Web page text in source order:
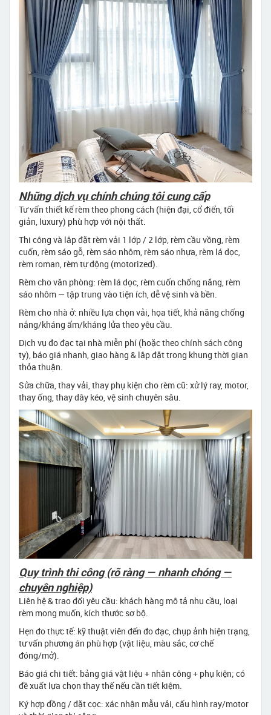
Những dịch vụ chính chúng tôi cung cấp
Tư vấn thiết kế rèm theo phong cách (hiện đại, cổ điển, tối
giản, luxury) phù hợp với nội thất.
Thi công và lắp đặt rèm vải 1 lớp / 2 lớp, rèm cầu vồng, rèm
cuốn, rèm sáo gỗ, rèm sáo nhôm, rèm sáo nhựa, rèm lá dọc,
rèm roman, rèm tự động (motorized).
Rèm cho văn phòng: rèm lá dọc, rèm cuốn chống nắng, rèm
sáo nhôm — tập trung vào tiện ích, dễ vệ sinh và bền.
Rèm cho nhà ở: nhiều lựa chọn vải, họa tiết, khả năng chống
nắng/kháng ẩm/kháng lửa theo yêu cầu.
Dịch vụ đo đạc tại nhà miễn phí (hoặc theo chính sách công
ty), báo giá nhanh, giao hàng & lắp đặt trong khung thời gian
thỏa thuận.
Sửa chữa, thay vải, thay phụ kiện cho rèm cũ: xử lý ray, motor,
thay ống, thay dây kéo, vệ sinh chuyên sâu.
Quy trình thi công (rõ ràng — nhanh chóng —
chuyên nghiệp)
Liên hệ & trao đổi yêu cầu: khách hàng mô tả nhu cầu, loại
rèm mong muốn, kích thước sơ bộ.
Hẹn đo thực tế: kỹ thuật viên đến đo đạc, chụp ảnh hiện trạng,
tư vấn phương án phù hợp (vật liệu, màu sắc, cơ chế
đóng/mở).
Báo giá chi tiết: bảng giá vật liệu + nhân công + phụ kiện; có
đề xuất lựa chọn thay thế nếu cần tiết kiệm.
Ký hợp đồng / đặt cọc: xác nhận mẫu vải, cấu hình ray/motor